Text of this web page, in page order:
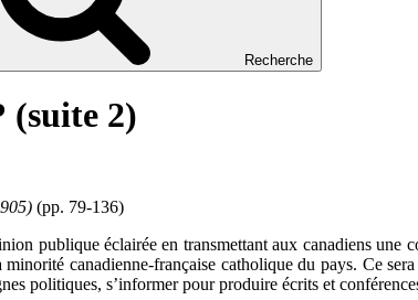
Recherche
(suite 2)
(pp. 79-136)
publique éclairée en transmettant aux canadiens une
minorité canadienne-française catholique du pays. Ce
politiques, s’informer pour produire écrits et